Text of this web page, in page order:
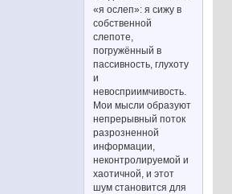
«я ослеп»: я сижу в
собственной
слепоте,
погружённый в
пассивность, глухоту
и
невосприимчивость.
Мои мысли образуют
непрерывный поток
разрозненной
информации,
неконтролируемой и
хаотичной, и этот
шум становится для